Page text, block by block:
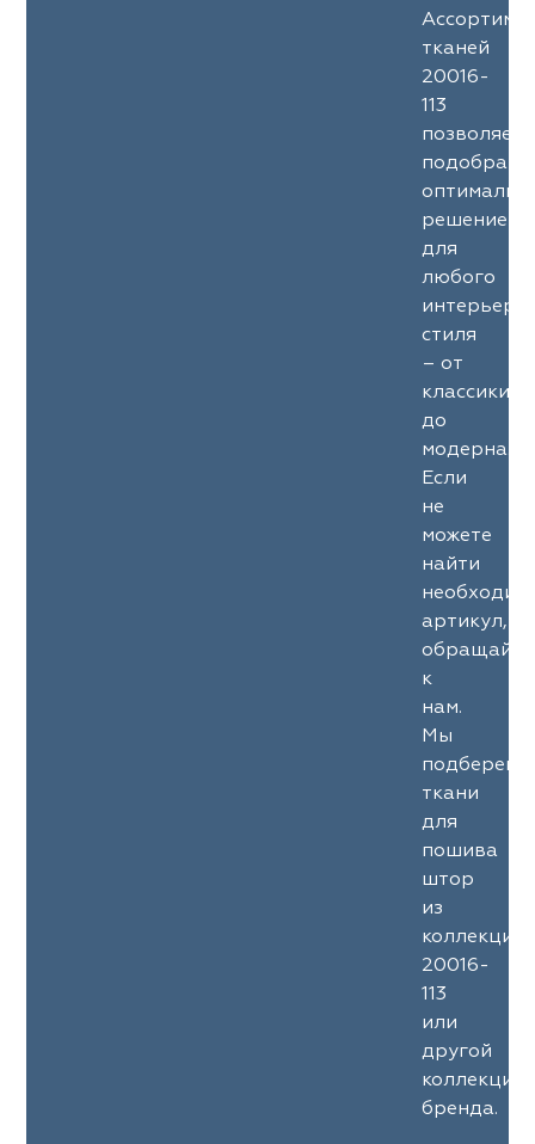
тканей
20016-
113
позволяет
подобрать
решение
для
любого
стиля
– от
классики
до
модерна.
Если
не
можете
найти
артикул,
к
нам.
Мы
подберем
ткани
для
пошива
штор
из
20016-
113
или
другой
коллекции
бренда.